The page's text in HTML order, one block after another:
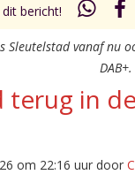
dit bericht!
Sleutelstad vanaf nu
terug in
om 22:16 uur door